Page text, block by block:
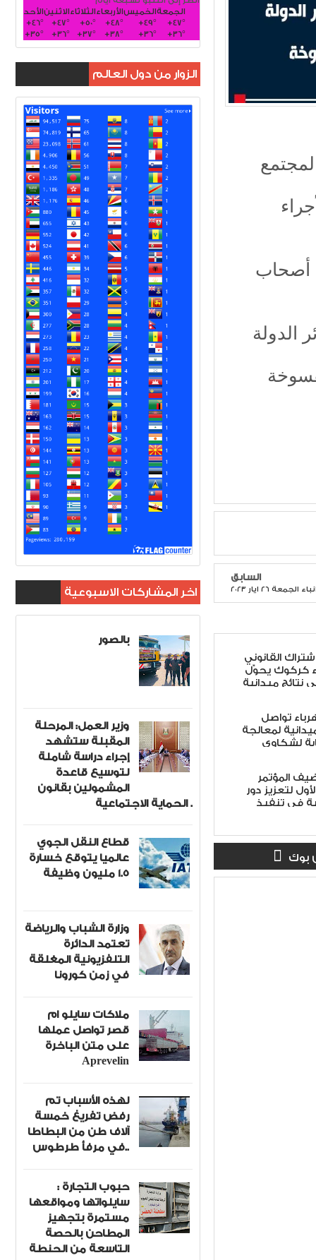
تثبيت أكثر من 237439 من أصحاب
للمفسوخة
السابق
٢٦ ايار ٢٠٢٣
القانوني
كركوك يحوّل
نتائج ميدانية
تواصل
لمعالجة
لشكاوى
المؤتمر
لتعزيز دور
في تنفيذ
بوك
الأحدالاثنينالثلاثاءالأربعاءالخميسالجمعة
+46° +47° +50° +48° +49° +47°
+35° +36° +37° +38° +36° +36°
الزوار من دول العالم
اخر المشاركات الاسبوعية
بالصور
وزير العمل: المرحلة
المقبلة ستشهد
إجراء دراسة شاملة
لتوسيع قاعدة
المشمولين بقانون
الحماية الاجتماعية .
قطاع النقل الجوي
عالميا يتوقع خسارة
1.5 مليون وظيفة
وزارة الشباب والرياضة
تعتمد الدائرة
التلفزيونية المغلقة
في زمن كورونا
ملاكات سايلو ام
قصر تواصل عملها
على متن الباخرة
Aprevelin
لهذه الأسباب تم
رفض تفريغ خمسة
آلاف طن من البطاطا
في مرفأ طرطوس..
حبوب التجارة :
سايلواتها ومواقعها
مستمرة بتجهيز
المطاحن بالحصة
التاسعة من الحنطة